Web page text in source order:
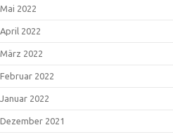
Mai 2022
April 2022
März 2022
Februar 2022
Januar 2022
Dezember 2021